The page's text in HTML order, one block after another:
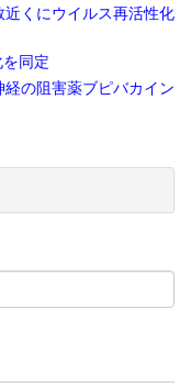
くにウイルス再活性化
同定
の阻害薬ブピバカイン